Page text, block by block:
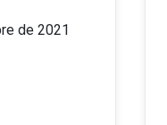
de 2021